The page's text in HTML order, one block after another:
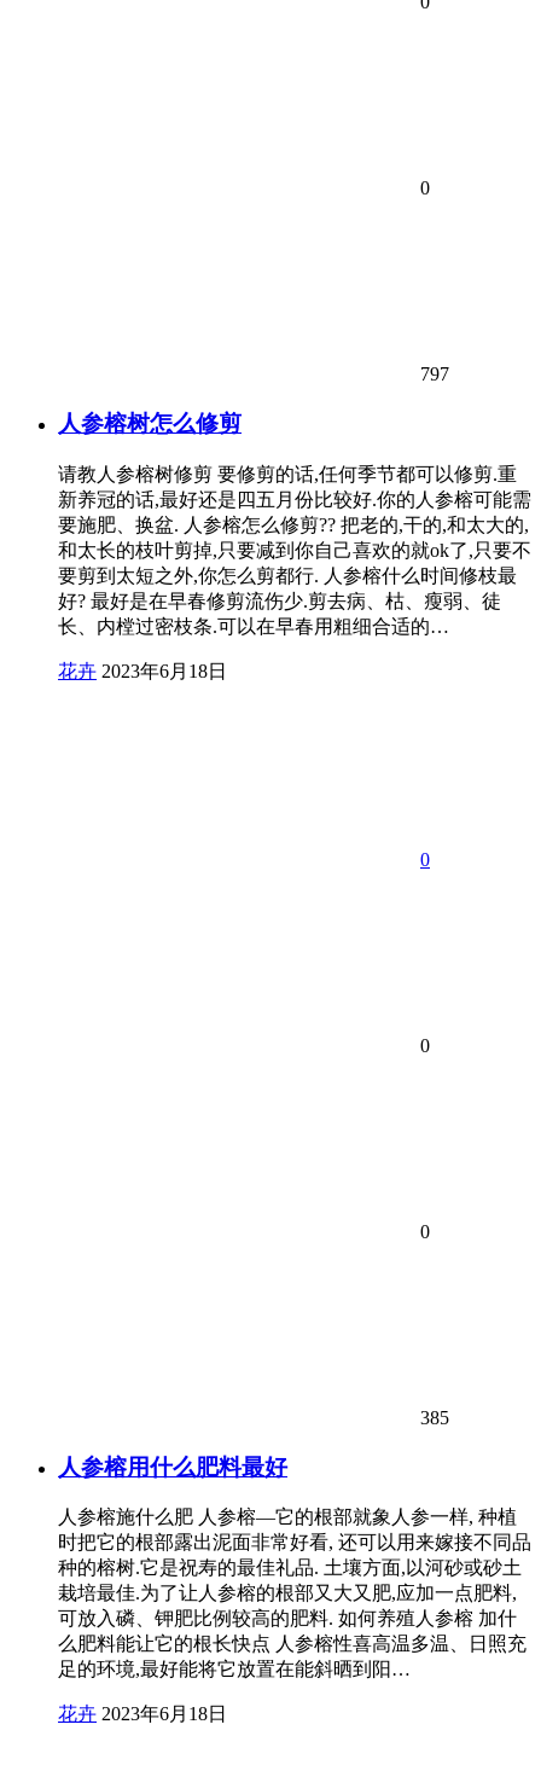
0
797
人参榕树怎么修剪
请教人参榕树修剪 要修剪的话,任何季节都可以修剪.重
新养冠的话,最好还是四五月份比较好.你的人参榕可能需
要施肥、换盆. 人参榕怎么修剪?? 把老的,干的,和太大的,
和太长的枝叶剪掉,只要减到你自己喜欢的就ok了,只要不
要剪到太短之外,你怎么剪都行. 人参榕什么时间修枝最
好? 最好是在早春修剪流伤少.剪去病、枯、瘦弱、徒
长、内樘过密枝条.可以在早春用粗细合适的…
花卉 2023年6月18日
0
0
0
385
人参榕用什么肥料最好
人参榕施什么肥 人参榕—它的根部就象人参一样, 种植
时把它的根部露出泥面非常好看, 还可以用来嫁接不同品
种的榕树.它是祝寿的最佳礼品. 土壤方面,以河砂或砂土
栽培最佳.为了让人参榕的根部又大又肥,应加一点肥料,
可放入磷、钾肥比例较高的肥料. 如何养殖人参榕 加什
么肥料能让它的根长快点 人参榕性喜高温多温、日照充
足的环境,最好能将它放置在能斜晒到阳…
花卉 2023年6月18日